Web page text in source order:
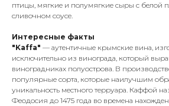
птицы, мягкие и полумягкие сыры с белой
сливочном соусе.
Интересные факты
"Kaffa" — аутентичные крымские вина,
исключительно из винограда, который
виноградниках полуострова. В
популярные сорта, которые наилучшим
уникальность местного терруара. Каффой
Феодосия до 1475 года во времена